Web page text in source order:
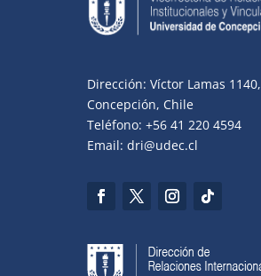
Dirección: Víctor Lamas 1140,
Concepción, Chile
Teléfono: +56 41 220 4594
Email: dri@udec.cl